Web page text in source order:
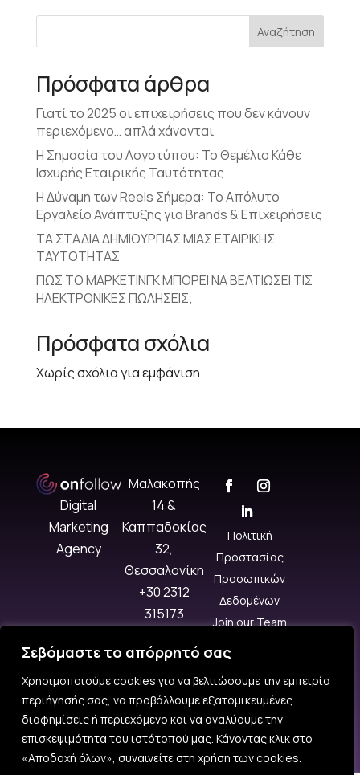
Σεβόμαστε το απόρρητό σας
Χρησιμοποιούμε cookies για να βελτιώσουμε την εμπειρία
περιήγησής σας, να προβάλλουμε εξατομικευμένες
διαφημίσεις ή περιεχόμενο και να αναλύουμε την
επισκεψιμότητα του ιστότοπού μας. Κάνοντας κλικ στο
«Αποδοχή όλων», συναινείτε στη χρήση των cookies.
Αναζήτηση
Πρόσφατα άρθρα
Γιατί το 2025 οι επιχειρήσεις που δεν κάνουν
περιεχόμενο… απλά χάνονται
Η Σημασία του Λογοτύπου: Το Θεμέλιο Κάθε
Ισχυρής Εταιρικής Ταυτότητας
Η Δύναμη των Reels Σήμερα: Το Απόλυτο
Εργαλείο Ανάπτυξης για Brands & Επιχειρήσεις
ΤΑ ΣΤΑΔΙΑ ΔΗΜΙΟΥΡΓΙΑΣ ΜΙΑΣ ΕΤΑΙΡΙΚΗΣ
ΤΑΥΤΟΤΗΤΑΣ
ΠΩΣ ΤΟ ΜΑΡΚΕΤΙΝΓΚ ΜΠΟΡΕΙ ΝΑ ΒΕΛΤΙΩΣΕΙ ΤΙΣ
ΗΛΕΚΤΡΟΝΙΚΕΣ ΠΩΛΗΣΕΙΣ;
Πρόσφατα σχόλια
Χωρίς σχόλια για εμφάνιση.
Digital
Marketing
Agency
Μαλακοπής
14 &
Καππαδοκίας
32,
Θεσσαλονίκη
+30 2312
315173
.gr
Δευ–Παρ:
10:00 – 18:00
Πολιτική
Προστασίας
Προσωπικών
Δεδομένων
Join our Team